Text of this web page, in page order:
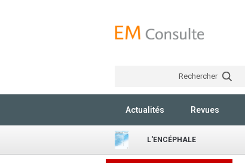
Rechercher
Actualités Revues
L'ENCÉPHALE